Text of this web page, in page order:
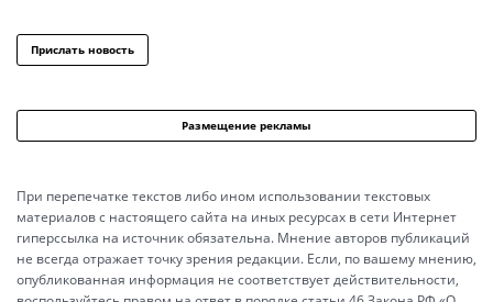
Прислать новость
Размещение рекламы
При перепечатке текстов либо ином использовании текстовых
материалов с настоящего сайта на иных ресурсах в сети Интернет
гиперссылка на источник обязательна. Мнение авторов публикаций
не всегда отражает точку зрения редакции. Если, по вашему мнению,
опубликованная информация не соответствует действительности,